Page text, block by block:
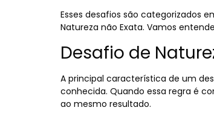
Esses desafios são categorizados
Natureza não Exata. Vamos
Desafio de
A principal característica de um
conhecida. Quando essa regra é
ao mesmo resultado.